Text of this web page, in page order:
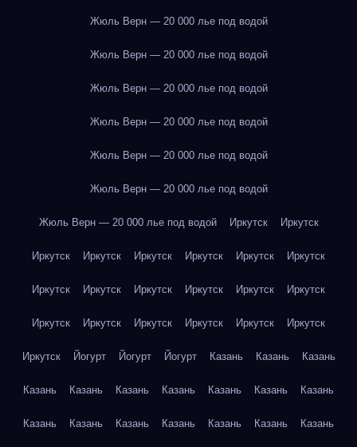
Жюль Верн — 20 000 лье под водой
Жюль Верн — 20 000 лье под водой
Жюль Верн — 20 000 лье под водой
Жюль Верн — 20 000 лье под водой
Жюль Верн — 20 000 лье под водой
Жюль Верн — 20 000 лье под водой
Жюль Верн — 20 000 лье под водой Иркутск Иркутск
Иркутск Иркутск Иркутск Иркутск Иркутск Иркутск
Иркутск Иркутск Иркутск Иркутск Иркутск Иркутск
Иркутск Иркутск Иркутск Иркутск Иркутск Иркутск
Иркутск Йогурт Йогурт Йогурт Казань Казань Казань
Казань Казань Казань Казань Казань Казань Казань
Казань Казань Казань Казань Казань Казань Казань